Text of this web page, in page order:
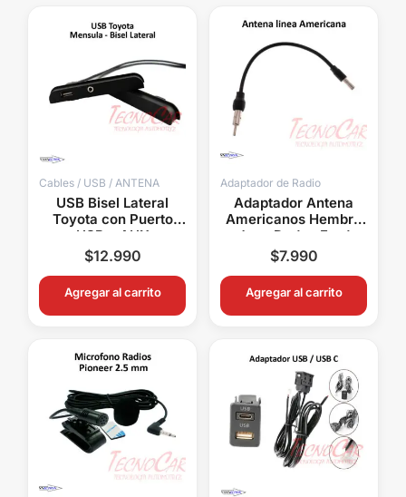
Cables / USB / ANTENA
USB Bisel Lateral
Toyota con Puerto
USB y AUX
Connection
Compatible
$12.990
Agregar al carrito
Adaptador de Radio
Adaptador Antena
Americanos Hembra
Jeep Dodge Ford
Chevrolet GMC
Connection
$7.990
Agregar al carrito